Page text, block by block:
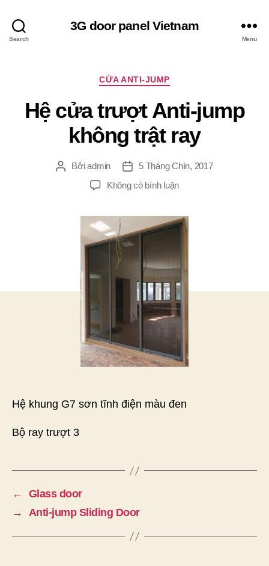
Search
3G door panel Vietnam
Menu
Chuyên
CỬA ANTI-JUMP
Hệ cửa trượt Anti-jump
không trật ray
TácBởiadmin
Ngày
đăng
5 Tháng Chín, 2017
Không có bình luậnở
trượt
không
trật
ray
Hệ khung G7 sơn tĩnh điện màu đen
Bộ ray trượt 3
←
Glass door
→
Anti-jump Sliding Door